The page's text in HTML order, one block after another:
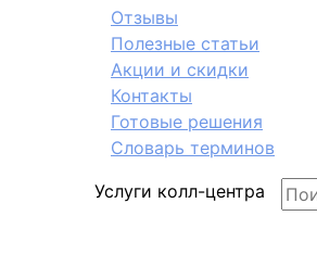
Отзывы
Полезные статьи
Акции и скидки
Контакты
Готовые решения
Словарь терминов
Услуги колл-центра